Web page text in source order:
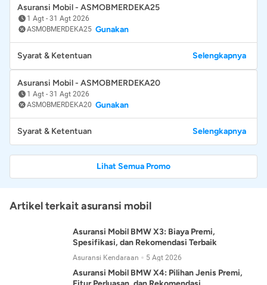
Asuransi Mobil - ASMOBMERDEKA25
1 Agt - 31 Agt 2026
ASMOBMERDEKA25 Gunakan
Syarat & Ketentuan Selengkapnya
Asuransi Mobil - ASMOBMERDEKA20
1 Agt - 31 Agt 2026
ASMOBMERDEKA20 Gunakan
Syarat & Ketentuan Selengkapnya
Lihat Semua Promo
Artikel terkait asuransi mobil
Asuransi Mobil BMW X3: Biaya Premi,
Spesifikasi, dan Rekomendasi Terbaik
Asuransi Kendaraan 5 Agt 2026
Asuransi Mobil BMW X4: Pilihan Jenis Premi,